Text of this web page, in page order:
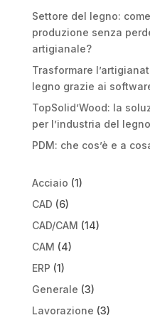
Settore del legno:
produzione senza
artigianale?
Trasformare
legno grazie ai
TopSolid’Wood: la
per l’industria del legno
PDM: che cos’è e a
Acciaio (1)
CAD (6)
CAD/CAM (14)
CAM (4)
ERP (1)
Generale (3)
Lavorazione (3)